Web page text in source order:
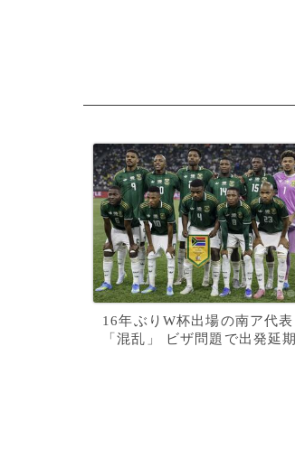
16年ぶりW杯出場の南ア代表
「混乱」 ビザ問題で出発延期